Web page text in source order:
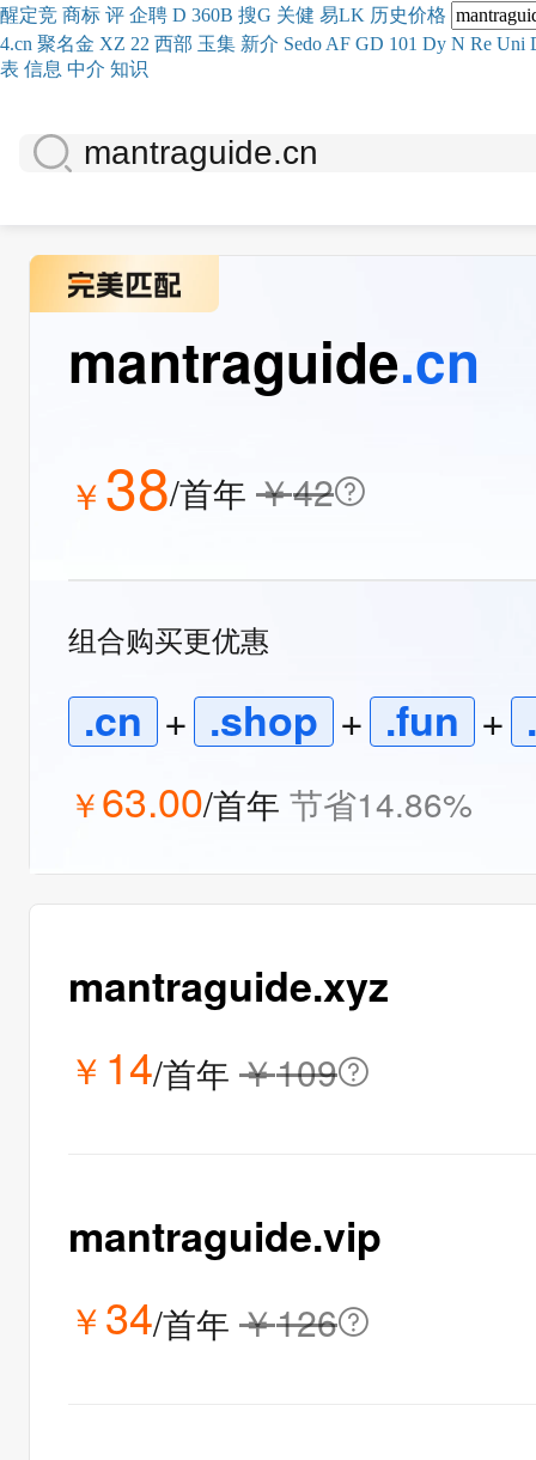
醒定竞 商标 评 企聘 D 360B 搜G 关健 易LK 历史价格
4.cn 聚名金 XZ 22 西部 玉集 新介 Sedo AF GD 101 Dy N Re Uni
表 信息 中介 知识